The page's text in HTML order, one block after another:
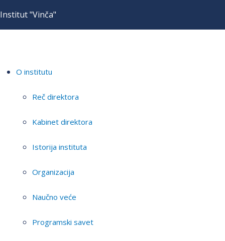
Institut "Vinča"
O institutu
Reč direktora
Kabinet direktora
Istorija instituta
Organizacija
Naučno veće
Programski savet